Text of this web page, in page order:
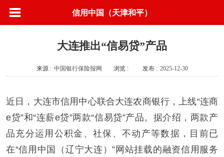
信用中国（天津和平）
大连推出“信易贷”产品
来源 : 中国银行保险报网 浏览 : 发布 : 2025-12-30
近日，大连市信用中心联合大连农商银行，上线“连商
e贷”和“连薪e贷”两款“信易贷”产品。据介绍，两款产
品充分运用公积金、社保、不动产等数据，目前已
在“信用中国（辽宁大连）”网站挂载的融资信用服务